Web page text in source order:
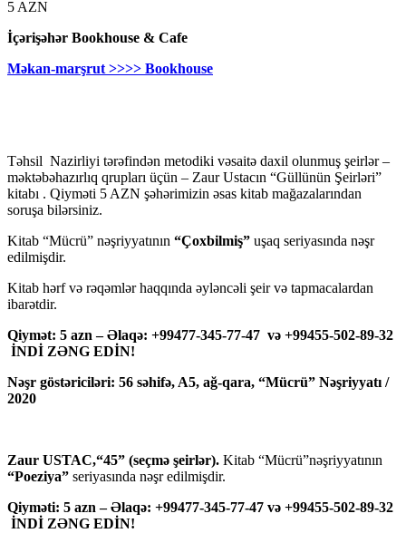
5 AZN
İçərişəhər Bookhouse & Cafe
Məkan-marşrut >>>> Bookhouse
Təhsil Nazirliyi tərəfindən metodiki vəsaitə daxil olunmuş şeirlər –
məktəbəhazırlıq qrupları üçün – Zaur Ustacın “Güllünün Şeirləri”
kitabı . Qiyməti 5 AZN şəhərimizin əsas kitab mağazalarından
soruşa bilərsiniz.
Kitab “Mücrü” nəşriyyatının “Çoxbilmiş” uşaq seriyasında nəşr
edilmişdir.
Kitab hərf və rəqəmlər haqqında əyləncəli şeir və tapmacalardan
ibarətdir.
Qiymət: 5 azn – Əlaqə: +99477-345-77-47 və +99455-502-89-32
İNDİ ZƏNG EDİN!
Nəşr göstəriciləri: 56 səhifə, A5, ağ-qara, “Mücrü” Nəşriyyatı /
2020
Zaur USTAC,“45” (seçmə şeirlər). Kitab “Mücrü”nəşriyyatının
“Poeziya” seriyasında nəşr edilmişdir.
Qiyməti: 5 azn – Əlaqə: +99477-345-77-47 və +99455-502-89-32
İNDİ ZƏNG EDİN!